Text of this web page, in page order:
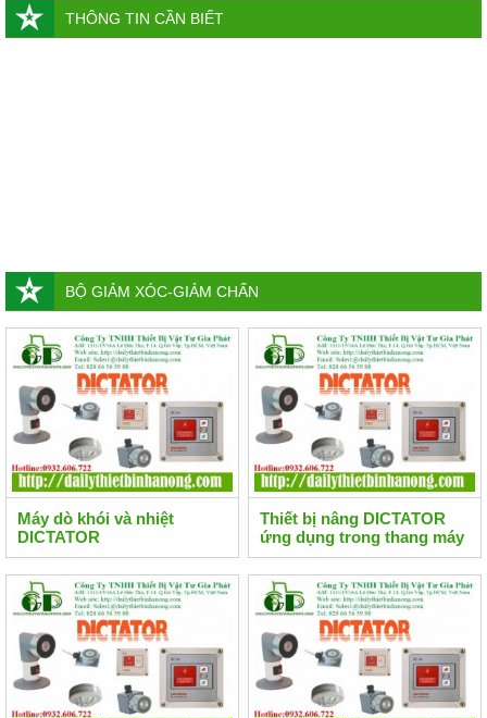
THÔNG TIN CẦN BIẾT
BỘ GIẢM XÓC-GIẢM CHẤN
Máy dò khói và nhiệt
DICTATOR
Thiết bị nâng DICTATOR
ứng dụng trong thang máy